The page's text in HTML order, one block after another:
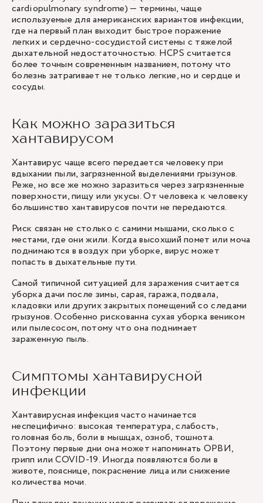
cardiopulmonary syndrome) — термины, чаще
используемые для американских вариантов инфекции,
где на первый план выходит быстрое поражение
легких и сердечно-сосудистой системы с тяжелой
дыхательной недостаточностью. HCPS считается
более точным современным названием, потому что
болезнь затрагивает не только легкие, но и сердце и
сосуды.
Как можно заразиться
хантавирусом
Хантавирус чаще всего передается человеку при
вдыхании пыли, загрязненной выделениями грызунов.
Реже, но все же можно заразиться через загрязненные
поверхности, пищу или укусы. От человека к человеку
большинство хантавирусов почти не передаются.
Риск связан не столько с самими мышами, сколько с
местами, где они жили. Когда высохший помет или моча
поднимаются в воздух при уборке, вирус может
попасть в дыхательные пути.
Самой типичной ситуацией для заражения считается
уборка дачи после зимы, сарая, гаража, подвала,
кладовки или других закрытых помещений со следами
грызунов. Особенно рискованна сухая уборка веником
или пылесосом, потому что она поднимает
зараженную пыль.
Симптомы хантавирусной
инфекции
Хантавирусная инфекция часто начинается
неспецифично: высокая температура, слабость,
головная боль, боли в мышцах, озноб, тошнота.
Поэтому первые дни она может напоминать ОРВИ,
грипп или COVID-19. Иногда появляются боли в
животе, пояснице, покраснение лица или снижение
количества мочи.